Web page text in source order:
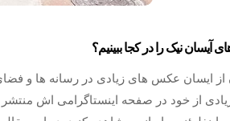
آیسان نیک را در کجا ببینیم؟
از ایسان عکس های زیادی در رسانه ها و
از خود در صفحه اینستاگرامی اش